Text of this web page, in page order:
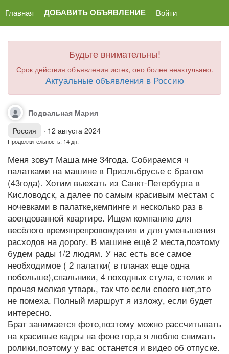
Главная ДОБАВИТЬ ОБЪЯВЛЕНИЕ Войти
Будьте внимательны!
Срок действия объявления истек, оно более неактульано.
Актуальные объявления в Россию
Подвальная Мария
Россия
· 12 августа 2024
Продолжительность: 14 дн.
Меня зовут Маша мне 34года. Собираемся ч
палатками на машине в Приэльбрусье с братом
(43года). Хотим выехать из Санкт-Петербурга в
Кисловодск, а далее по самым красивым местам с
ночевками в палатке,кемпинге и несколько раз в
аоендованной квартире. Ищем компанию для
весёлого времяпрепровождения и для уменьшения
расходов на дорогу. В машине ещё 2 места,поэтому
будем рады 1/2 людям. У нас есть все самое
необходимое ( 2 палатки( в планах еще одна
побольше),спальники, 4 походных стула, столик и
прочая мелкая утварь, так что если своего нет,это
не помеха. Полный маршрут я изложу, если будет
интересно.
Брат занимается фото,поэтому можно рассчитывать
на красивые кадры на фоне гор,а я люблю снимать
ролики,поэтому у вас останется и видео об отпуске.